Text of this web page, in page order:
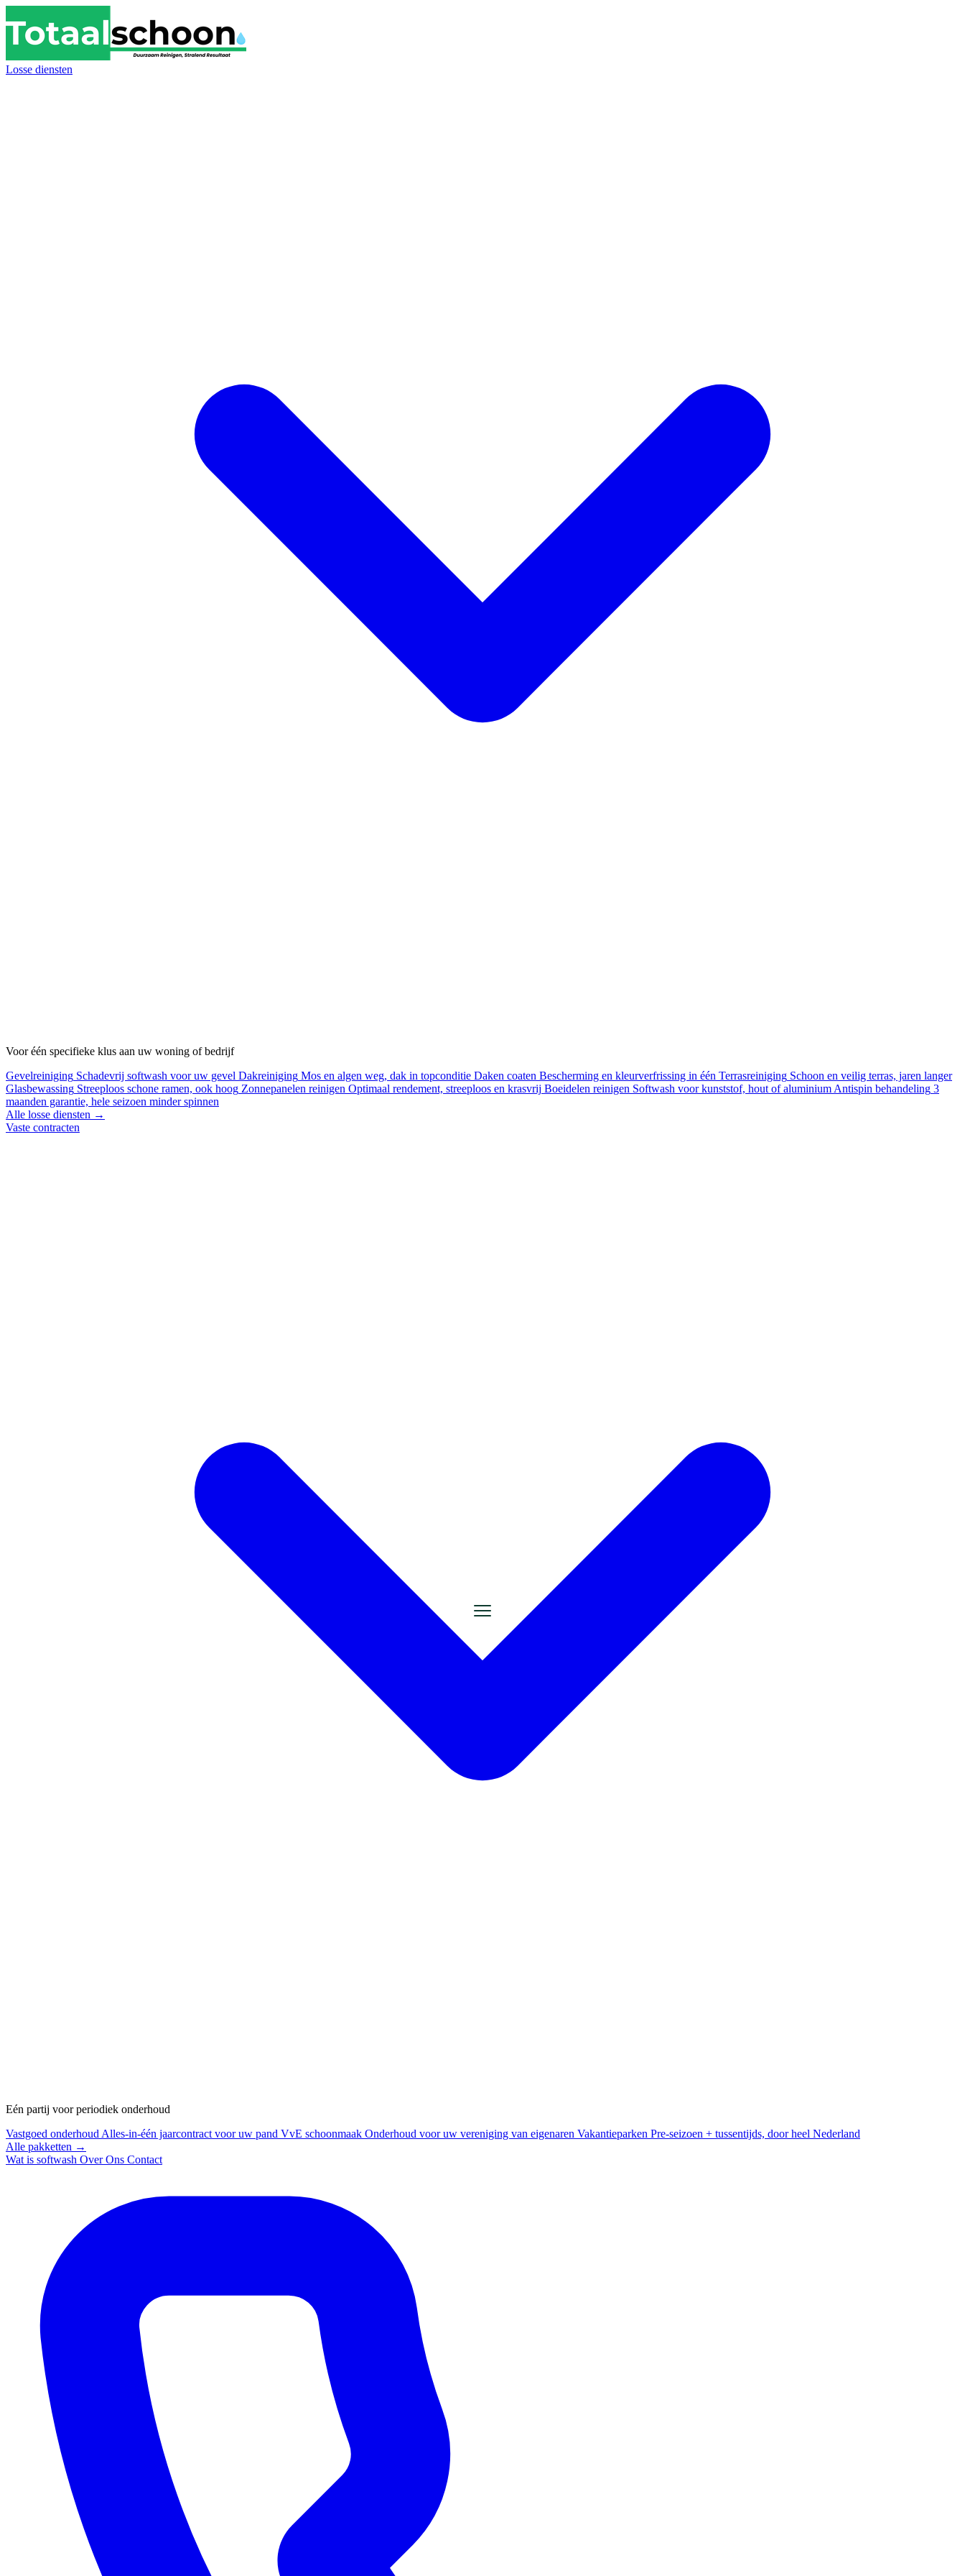
Losse diensten
Voor één specifieke klus aan uw woning of bedrijf
Gevelreiniging Schadevrij softwash voor uw gevel Dakreiniging Mos en algen weg, dak in topconditie Daken coaten Bescherming en kleurverfrissing in één Terrasreiniging Schoon en veilig terras, jaren langer
Glasbewassing Streeploos schone ramen, ook hoog Zonnepanelen reinigen Optimaal rendement, streeploos en krasvrij Boeidelen reinigen Softwash voor kunststof, hout of aluminium Antispin behandeling 3
maanden garantie, hele seizoen minder spinnen
Alle losse diensten →
Vaste contracten
Eén partij voor periodiek onderhoud
Vastgoed onderhoud Alles-in-één jaarcontract voor uw pand VvE schoonmaak Onderhoud voor uw vereniging van eigenaren Vakantieparken Pre-seizoen + tussentijds, door heel Nederland
Alle pakketten →
Wat is softwash Over Ons Contact